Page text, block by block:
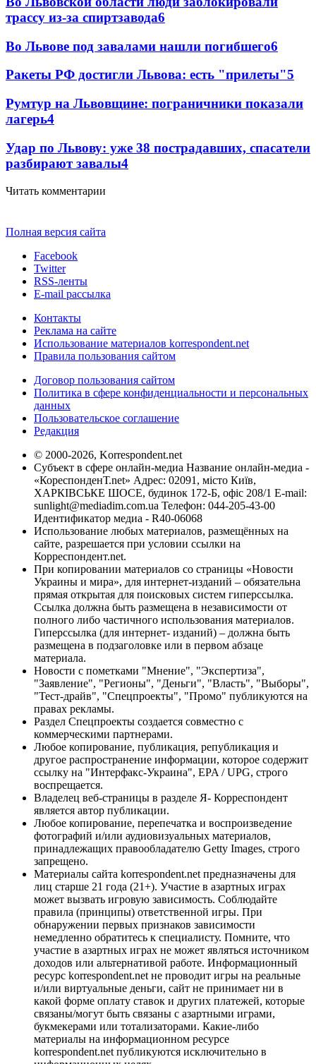
трассу из-за спиртзавода6
Во Львове под завалами нашли погибшего6
Ракеты РФ достигли Львова: есть "прилеты"5
Румтур на Львовщине: пограничники показали
лагерь4
Удар по Львову: уже 38 пострадавших, спасатели
разбирают завалы4
Читать комментарии
Полная версия сайта
Facebook
Twitter
RSS-ленты
E-mail рассылка
Контакты
Реклама на сайте
Использование материалов korrespondent.net
Правила пользования сайтом
Договор пользования сайтом
Политика в сфере конфиденциальности и персональных
данных
Пользовательское соглашение
Редакция
© 2000-2026, Korrespondent.net
Субъект в сфере онлайн-медиа Название онлайн-медиа -
«КореспонденТ.net» Адрес: 02091, місто Київ,
ХАРКІВСЬКЕ ШОСЕ, будинок 172-Б, офіс 208/1 E-mail:
sunlight@mediadim.com.ua Телефон: 044-205-43-00
Идентификатор медиа - R40-06068
Использование любых материалов, размещённых на
сайте, разрешается при условии ссылки на
Корреспондент.net.
При копировании материалов со страницы «Новости
Украины и мира», для интернет-изданий – обязательна
прямая открытая для поисковых систем гиперссылка.
Ссылка должна быть размещена в независимости от
полного либо частичного использования материалов.
Гиперссылка (для интернет- изданий) – должна быть
размещена в подзаголовке или в первом абзаце
материала.
Новости с пометками "Мнение", "Экспертиза",
"Заявление", "Регионы", "Деньги", "Власть", "Выборы",
"Тест-драйв", "Спецпроекты", "Промо" публикуются на
правах рекламы.
Раздел Спецпроекты создается совместно с
коммерческими партнерами.
Любое копирование, публикация, републикация и
другое распространение информации, которое содержит
ссылку на "Интерфакс-Украина", EPA / UPG, строго
воспрещается.
Владелец веб-страницы в разделе Я- Корреспондент
является автор публикации.
Любое копирование, перепечатка и воспроизведение
фотографий и/или аудиовизуальных материалов,
принадлежащих правообладателю Getty Images, строго
запрещено.
Материалы сайта korrespondent.net предназначены для
лиц старше 21 года (21+). Участие в азартных играх
может вызвать игровую зависимость. Соблюдайте
правила (принципы) ответственной игры. При
обнаружении первых признаков зависимости
немедленно обратитесь к специалисту. Помните, что
участие в азартных играх не может являться источником
доходов или альтернативой работе. Информационный
ресурс korrespondent.net не проводит игры на реальные
и/или виртуальные деньги, сайт не принимает ни в
какой форме оплату ставок и других платежей, которые
связаны/могут быть связаны с азартными играми,
букмекерами или тотализаторами. Какие-либо
материалы на информационном ресурсе
korrespondent.net публикуются исключительно в